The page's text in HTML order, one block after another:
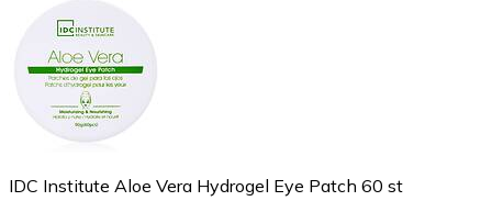
IDC Institute Aloe Vera Hydrogel Eye Patch 60 st